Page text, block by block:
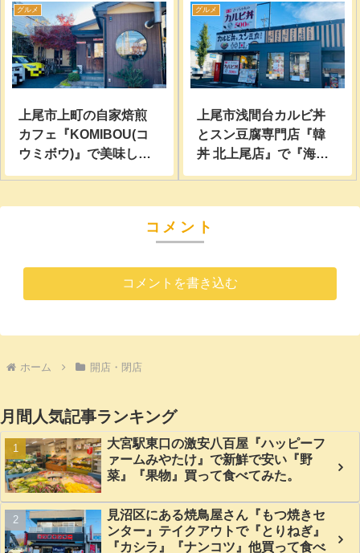
ってみた。
グルメ
上尾市上町の自家焙煎
カフェ『KOMIBOU(コ
ウミボウ)』で美味しい
スイーツとこだわりの
グルメ
上尾市浅間台カルビ丼
とスン豆腐専門店『韓
丼 北上尾店』で『海鮮
スン豆腐』『牛すじ肉
コメント
コメントを書き込む
ホーム 開店・閉店
月間人気記事ランキング
大宮駅東口の激安八百屋『ハッピーフ
ァームみやたけ』で新鮮で安い『野
菜』『果物』買って食べてみた。
見沼区にある焼鳥屋さん『もつ焼きセ
ンター』テイクアウトで『とりねぎ』
『カシラ』『ナンコツ』他買って食べ